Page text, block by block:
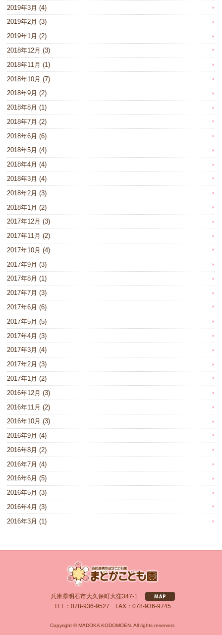
2019年3月 (4)
2019年2月 (3)
2019年1月 (2)
2018年12月 (3)
2018年11月 (1)
2018年10月 (7)
2018年9月 (2)
2018年8月 (1)
2018年7月 (2)
2018年6月 (6)
2018年5月 (4)
2018年4月 (4)
2018年3月 (4)
2018年2月 (3)
2018年1月 (2)
2017年12月 (3)
2017年11月 (2)
2017年10月 (4)
2017年9月 (3)
2017年8月 (1)
2017年7月 (3)
2017年6月 (6)
2017年5月 (5)
2017年4月 (3)
2017年3月 (4)
2017年2月 (3)
2017年1月 (2)
2016年12月 (3)
2016年11月 (2)
2016年10月 (3)
2016年9月 (4)
2016年8月 (2)
2016年7月 (4)
2016年6月 (5)
2016年5月 (3)
2016年4月 (3)
2016年3月 (1)
兵庫県明石市大久保町大窪347-1
TEL：078-936-9527 FAX：078-936-9745
Copyright © MADOKA KODOMOEN. All rights reserved.